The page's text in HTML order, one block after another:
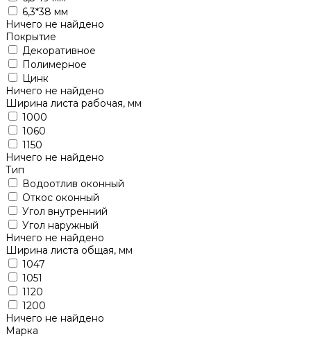
6,3*38 мм
Ничего не найдено
Покрытие
Декоративное
Полимерное
Цинк
Ничего не найдено
Ширина листа рабочая, мм
1000
1060
1150
Ничего не найдено
Тип
Водоотлив оконный
Откос оконный
Угол внутренний
Угол наружный
Ничего не найдено
Ширина листа общая, мм
1047
1051
1120
1200
Ничего не найдено
Марка